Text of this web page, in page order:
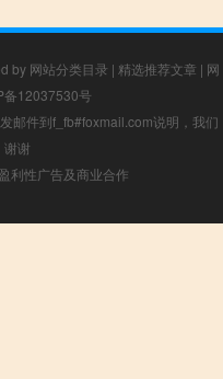
by 网站分类目录 | 精选推荐文章 | 网
备12037530号
邮件到f_fb#foxmail.com说明，我们
谢谢
利性广告及商业合作